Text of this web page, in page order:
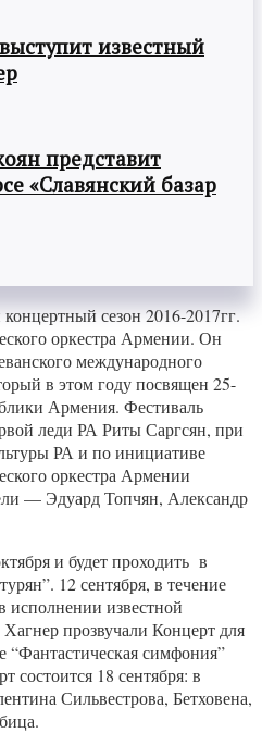
известный
представит
«Славянский базар
сезон 2016-2017гг.
оркестра Армении. Он
международного
в этом году посвящен 25-
Армения. Фестиваль
леди РА Риты Саргсян, при
РА и по инициативе
оркестра Армении
— Эдуард Топчян, Александр
и будет проходить в
12 сентября, в течение
исполнении известной
прозвучали Концерт для
симфония”
состоится 18 сентября: в
Сильвестрова, Бетховена,